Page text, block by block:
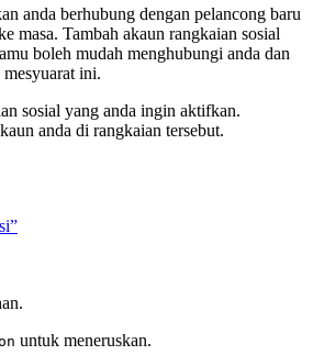
anda berhubung dengan pelancong baru
masa. Tambah akaun rangkaian sosial
boleh mudah menghubungi anda dan
ini.
sosial yang anda ingin aktifkan.
anda di rangkaian tersebut.
untuk meneruskan.